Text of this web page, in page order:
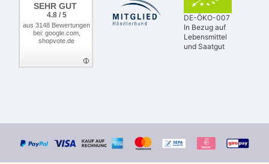
SEHR GUT
4.8 / 5
aus 3148 Bewertungen
bei: google.com,
shopvote.de
DE-ÖKO-007
In Bezug auf
Lebensmittel
und Saatgut